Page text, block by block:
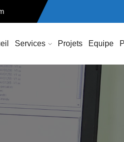
Services Projets Equipe